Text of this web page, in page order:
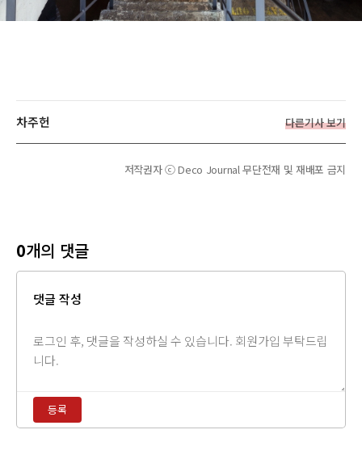
차주헌 다른기사 보기
저작권자 ⓒ Deco Journal 무단전재 및 재배포 금지
0개의 댓글
댓글 작성
력
등록